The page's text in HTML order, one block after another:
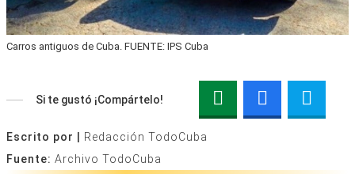
Carros antiguos de Cuba. FUENTE: IPS Cuba
Si te gustó ¡Compártelo!
Escrito por |
Redacción TodoCuba
Fuente: Archivo TodoCuba